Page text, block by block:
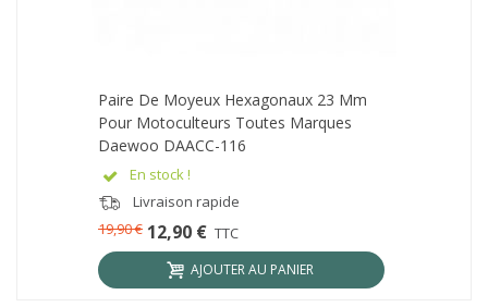
Paire De Moyeux Hexagonaux 23 Mm
Pour Motoculteurs Toutes Marques
Daewoo DAACC-116
En stock !
Livraison rapide
12,90 € TTC
19,90 €
AJOUTER AU PANIER